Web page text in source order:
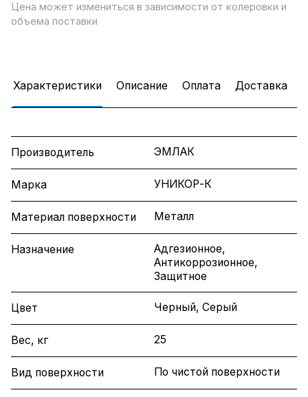
Цена может измениться в зависимости от колеровки и
объема поставки
Характеристики Описание Оплата Доставка
Производитель ЭМЛАК
Марка УНИКОР-К
Материал поверхности Металл
Назначение
Адгезионное,
Антикоррозионное,
Защитное
Цвет Черный, Серый
Вес, кг 25
Вид поверхности По чистой поверхности